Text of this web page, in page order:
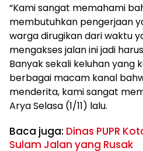
“Kami sangat memahami
membutuhkan pengerjaan
warga dirugikan dari waktu
mengakses jalan ini jadi
Banyak sekali keluhan yang
berbagai macam kanal
menderita, kami sangat
Arya Selasa (1/11) lalu.
Baca juga: Dinas PUPR
Sulam Jalan yang Rusak